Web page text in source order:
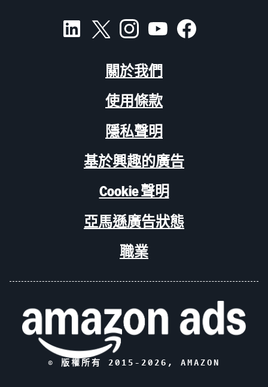
關於我們
使用條款
隱私聲明
基於興趣的廣告
Cookie 聲明
亞馬遜廣告狀態
職業
© 版權所有 2015- 2026 , AMAZON